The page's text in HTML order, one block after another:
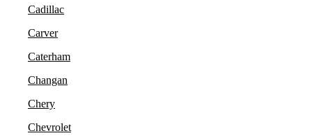
Cadillac
Carver
Caterham
Changan
Chery
Chevrolet